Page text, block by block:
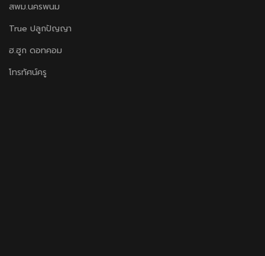
สพม.นครพนม
True ปลูกปัญญา
ฮ.ฮูก ดอทคอม
โทรทัศน์ครู